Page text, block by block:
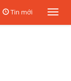
Tin mới